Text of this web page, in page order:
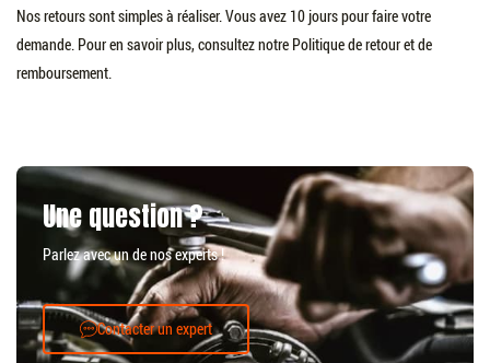
Nos retours sont simples à réaliser. Vous avez 10 jours pour faire votre
demande. Pour en savoir plus, consultez notre Politique de retour et de
remboursement.
Une question ?
Parlez avec un de nos experts !
Contacter un expert